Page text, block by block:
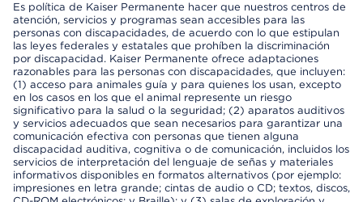
Es política de Kaiser Permanente hacer que nuestros centros de
atención, servicios y programas sean accesibles para las
personas con discapacidades, de acuerdo con lo que estipulan
las leyes federales y estatales que prohíben la discriminación
por discapacidad. Kaiser Permanente ofrece adaptaciones
razonables para las personas con discapacidades, que incluyen:
(1) acceso para animales guía y para quienes los usan, excepto
en los casos en los que el animal represente un riesgo
significativo para la salud o la seguridad; (2) aparatos auditivos
y servicios adecuados que sean necesarios para garantizar una
comunicación efectiva con personas que tienen alguna
discapacidad auditiva, cognitiva o de comunicación, incluidos los
servicios de interpretación del lenguaje de señas y materiales
informativos disponibles en formatos alternativos (por ejemplo:
impresiones en letra grande; cintas de audio o CD; textos, discos,